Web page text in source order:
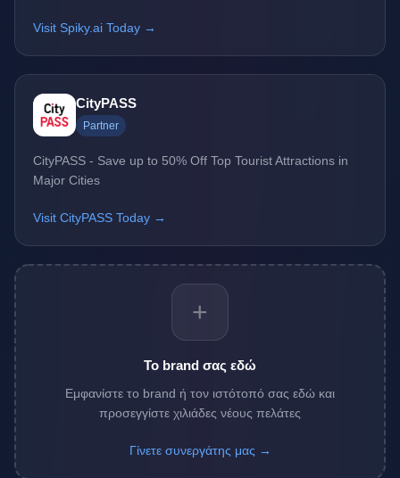
Visit Spiky.ai Today →
CityPASS
Partner
CityPASS - Save up to 50% Off Top Tourist Attractions in
Major Cities
Visit CityPASS Today →
+
Το brand σας εδώ
Εμφανίστε το brand ή τον ιστότοπό σας εδώ και
προσεγγίστε χιλιάδες νέους πελάτες
Γίνετε συνεργάτης μας →